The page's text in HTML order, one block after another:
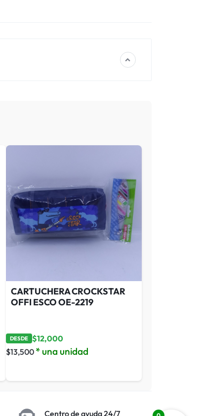
CARTUCHERA CROCKSTAR
OFFI ESCO OE-2219
DESDE $12,000
$13,500 * una unidad
Centro de ayuda 24/7